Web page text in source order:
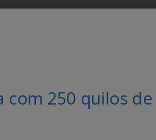
com 250 quilos